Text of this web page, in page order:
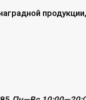
продукции,